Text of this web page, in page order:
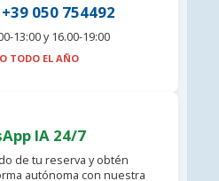
050 754492
13:00 y 16.00-19:00
TODO EL AÑO
IA 24/7
de tu reserva y obtén
autónoma con nuestra